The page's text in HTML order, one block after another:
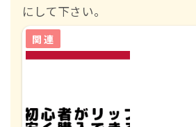
にして下さい。